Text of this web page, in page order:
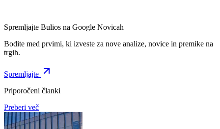
Spremljajte Bulios na Google Novicah
Bodite med prvimi, ki izveste za nove analize, novice in premike na
trgih.
Spremljajte
Priporočeni članki
Preberi več